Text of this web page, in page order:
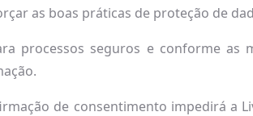
as boas práticas de proteção de
processos seguros e conforme as
de consentimento impedirá a